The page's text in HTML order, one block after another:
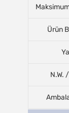
Ürün
N.W.